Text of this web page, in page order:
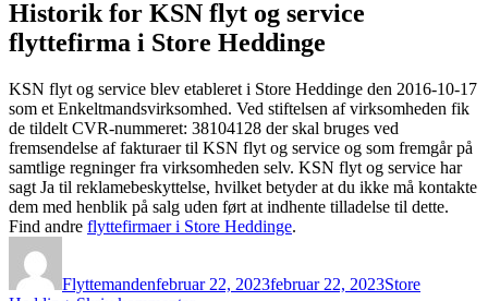
Historik for KSN flyt og service
flyttefirma i Store Heddinge
KSN flyt og service blev etableret i Store Heddinge den 2016-10-17
som et Enkeltmandsvirksomhed. Ved stiftelsen af virksomheden fik
de tildelt CVR-nummeret: 38104128 der skal bruges ved
fremsendelse af fakturaer til KSN flyt og service og som fremgår på
samtlige regninger fra virksomheden selv. KSN flyt og service har
sagt Ja til reklamebeskyttelse, hvilket betyder at du ikke må kontakte
dem med henblik på salg uden ført at indhente tilladelse til dette.
Find andre flyttefirmaer i Store Heddinge.
Flyttemandenfebruar 22, 2023februar 22, 2023Store